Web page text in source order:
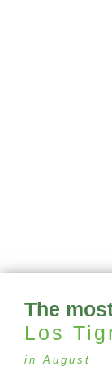
The
Los
in August